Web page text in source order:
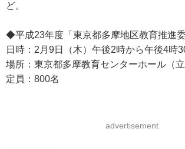
ど。
◆平成23年度「東京都多摩地区教育推進委
日時：2月9日（木）午後2時から午後4時
場所：東京都多摩教育センターホール（立
定員：800名
advertisement